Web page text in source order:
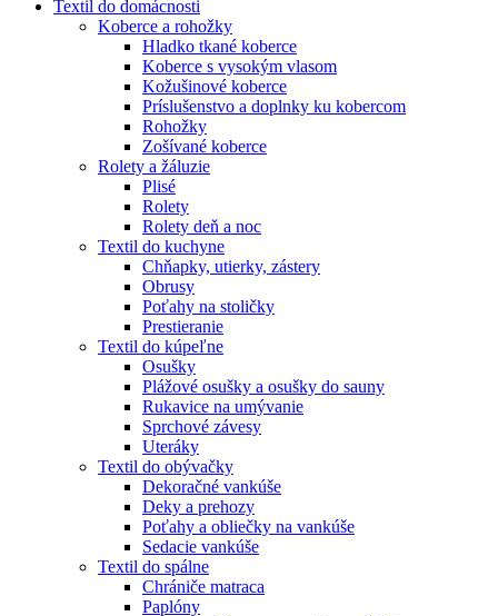
Textil do domácnosti
Koberce a rohožky
Hladko tkané koberce
Koberce s vysokým vlasom
Kožušinové koberce
Príslušenstvo a doplnky ku kobercom
Rohožky
Zošívané koberce
Rolety a žáluzie
Plisé
Rolety
Rolety deň a noc
Textil do kuchyne
Chňapky, utierky, zástery
Obrusy
Poťahy na stoličky
Prestieranie
Textil do kúpeľne
Osušky
Plážové osušky a osušky do sauny
Rukavice na umývanie
Sprchové závesy
Uteráky
Textil do obývačky
Dekoračné vankúše
Deky a prehozy
Poťahy a obliečky na vankúše
Sedacie vankúše
Textil do spálne
Chrániče matraca
Paplóny